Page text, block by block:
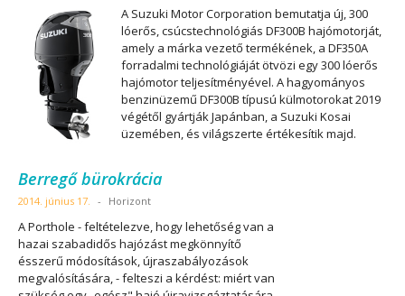
A Suzuki Motor Corporation bemutatja új, 300
lóerős, csúcstechnológiás DF300B hajómotorját,
amely a márka vezető termékének, a DF350A
forradalmi technológiáját ötvözi egy 300 lóerős
hajómotor teljesítményével. A hagyományos
benzinüzemű DF300B típusú külmotorokat 2019
végétől gyártják Japánban, a Suzuki Kosai
üzemében, és világszerte értékesítik majd.
Berregő bürokrácia
2014. június 17. - Horizont
A Porthole - feltételezve, hogy lehetőség van a
hazai szabadidős hajózást megkönnyítő
ésszerű módosítások, újraszabályozások
megvalósítására, - felteszi a kérdést: miért van